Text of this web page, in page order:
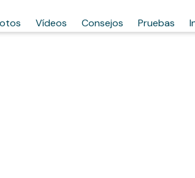
Vídeos Consejos Pruebas